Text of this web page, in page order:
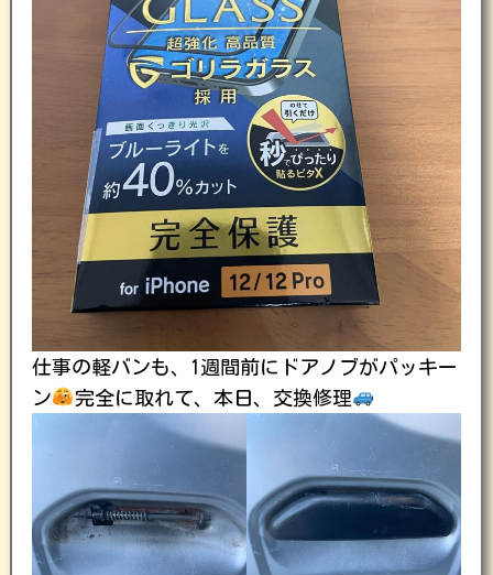
仕事の軽バンも、1週間前にドアノブがパッキー
ン
完全に取れて、本日、交換修理